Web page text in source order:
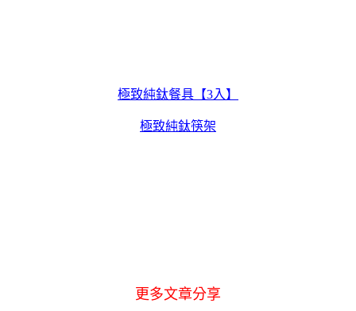
極致純鈦餐具【3入】
極致純鈦筷架
更多文章分享